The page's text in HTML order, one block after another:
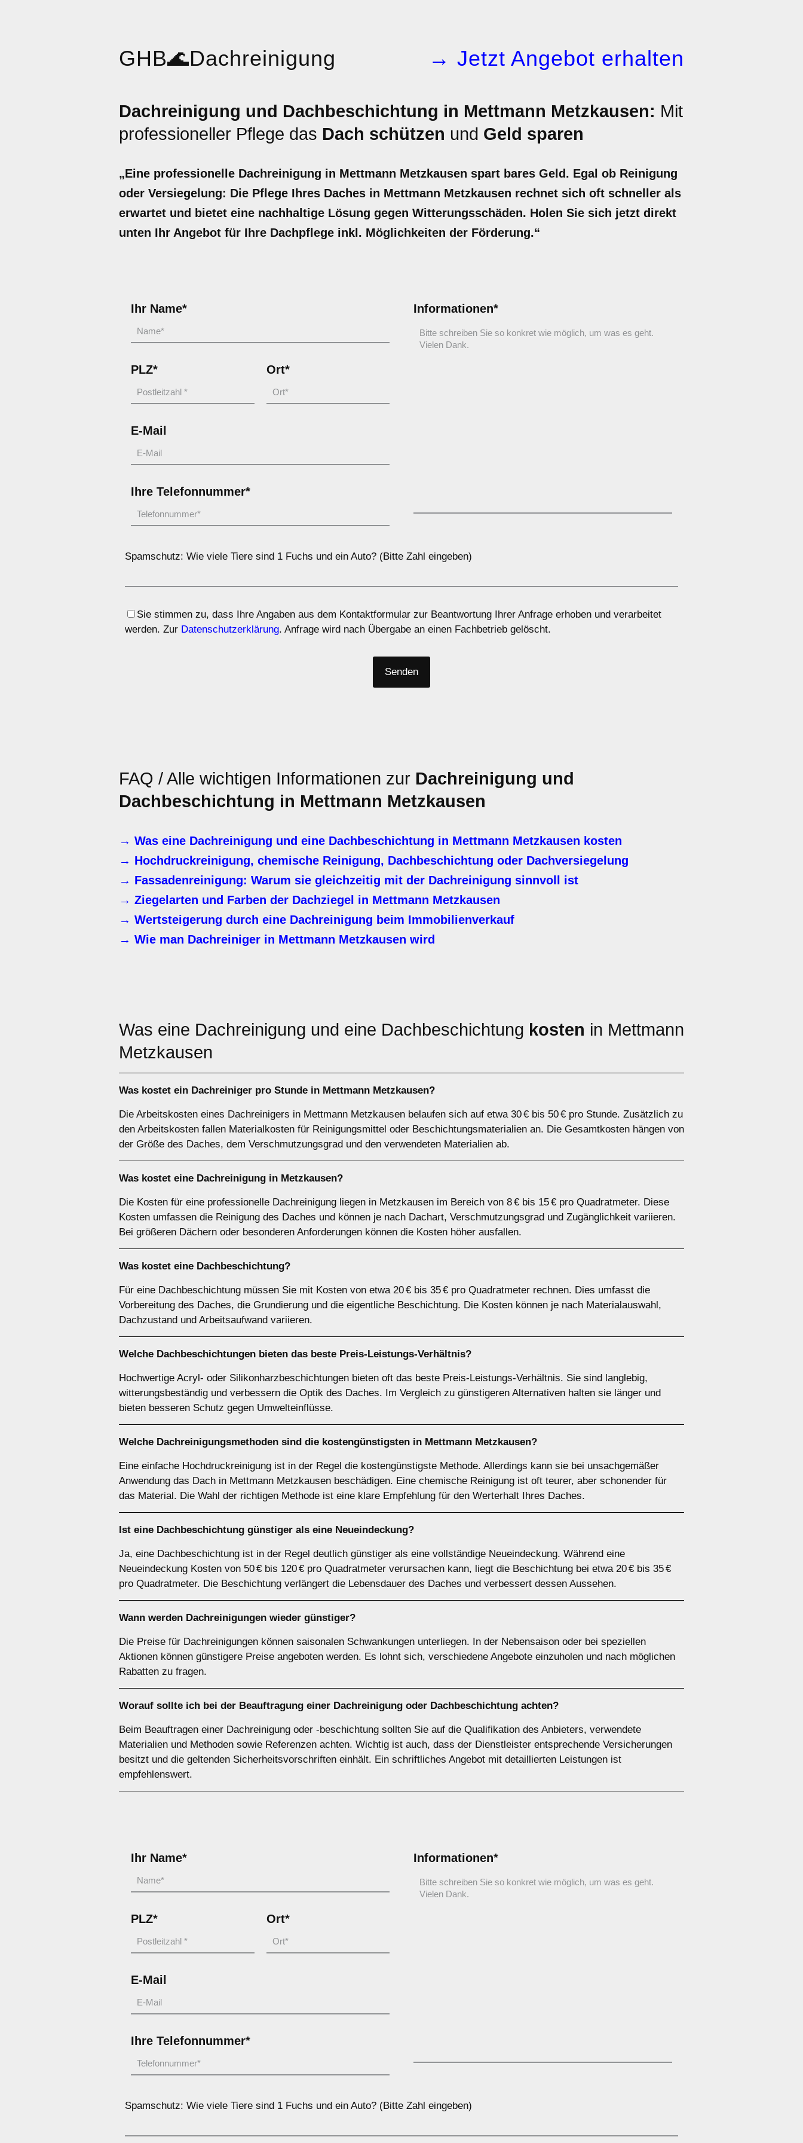
GHB🌊Dachreinigung → Jetzt Angebot erhalten
Dachreinigung und Dachbeschichtung in Mettmann Metzkausen: Mit
professioneller Pflege das Dach schützen und Geld sparen
„Eine professionelle Dachreinigung in Mettmann Metzkausen spart bares Geld. Egal ob Reinigung
oder Versiegelung: Die Pflege Ihres Daches in Mettmann Metzkausen rechnet sich oft schneller als
erwartet und bietet eine nachhaltige Lösung gegen Witterungsschäden. Holen Sie sich jetzt direkt
unten Ihr Angebot für Ihre Dachpflege inkl. Möglichkeiten der Förderung.“
Ihr Name*
PLZ* Ort*
E-Mail
Ihre Telefonnummer*
Informationen*
Spamschutz: Wie viele Tiere sind 1 Fuchs und ein Auto? (Bitte Zahl eingeben)
Sie stimmen zu, dass Ihre Angaben aus dem Kontaktformular zur Beantwortung Ihrer Anfrage erhoben und verarbeitet
werden. Zur Datenschutzerklärung. Anfrage wird nach Übergabe an einen Fachbetrieb gelöscht.
FAQ / Alle wichtigen Informationen zur Dachreinigung und
Dachbeschichtung in Mettmann Metzkausen
→ Was eine Dachreinigung und eine Dachbeschichtung in Mettmann Metzkausen kosten
→ Hochdruckreinigung, chemische Reinigung, Dachbeschichtung oder Dachversiegelung
→ Fassadenreinigung: Warum sie gleichzeitig mit der Dachreinigung sinnvoll ist
→ Ziegelarten und Farben der Dachziegel in Mettmann Metzkausen
→ Wertsteigerung durch eine Dachreinigung beim Immobilienverkauf
→ Wie man Dachreiniger in Mettmann Metzkausen wird
Was eine Dachreinigung und eine Dachbeschichtung kosten in Mettmann
Metzkausen
Was kostet ein Dachreiniger pro Stunde in Mettmann Metzkausen?
Die Arbeitskosten eines Dachreinigers in Mettmann Metzkausen belaufen sich auf etwa 30 € bis 50 € pro Stunde. Zusätzlich zu
den Arbeitskosten fallen Materialkosten für Reinigungsmittel oder Beschichtungsmaterialien an. Die Gesamtkosten hängen von
der Größe des Daches, dem Verschmutzungsgrad und den verwendeten Materialien ab.
Was kostet eine Dachreinigung in Metzkausen?
Die Kosten für eine professionelle Dachreinigung liegen in Metzkausen im Bereich von 8 € bis 15 € pro Quadratmeter. Diese
Kosten umfassen die Reinigung des Daches und können je nach Dachart, Verschmutzungsgrad und Zugänglichkeit variieren.
Bei größeren Dächern oder besonderen Anforderungen können die Kosten höher ausfallen.
Was kostet eine Dachbeschichtung?
Für eine Dachbeschichtung müssen Sie mit Kosten von etwa 20 € bis 35 € pro Quadratmeter rechnen. Dies umfasst die
Vorbereitung des Daches, die Grundierung und die eigentliche Beschichtung. Die Kosten können je nach Materialauswahl,
Dachzustand und Arbeitsaufwand variieren.
Welche Dachbeschichtungen bieten das beste Preis-Leistungs-Verhältnis?
Hochwertige Acryl- oder Silikonharzbeschichtungen bieten oft das beste Preis-Leistungs-Verhältnis. Sie sind langlebig,
witterungsbeständig und verbessern die Optik des Daches. Im Vergleich zu günstigeren Alternativen halten sie länger und
bieten besseren Schutz gegen Umwelteinflüsse.
Welche Dachreinigungsmethoden sind die kostengünstigsten in Mettmann Metzkausen?
Eine einfache Hochdruckreinigung ist in der Regel die kostengünstigste Methode. Allerdings kann sie bei unsachgemäßer
Anwendung das Dach in Mettmann Metzkausen beschädigen. Eine chemische Reinigung ist oft teurer, aber schonender für
das Material. Die Wahl der richtigen Methode ist eine klare Empfehlung für den Werterhalt Ihres Daches.
Ist eine Dachbeschichtung günstiger als eine Neueindeckung?
Ja, eine Dachbeschichtung ist in der Regel deutlich günstiger als eine vollständige Neueindeckung. Während eine
Neueindeckung Kosten von 50 € bis 120 € pro Quadratmeter verursachen kann, liegt die Beschichtung bei etwa 20 € bis 35 €
pro Quadratmeter. Die Beschichtung verlängert die Lebensdauer des Daches und verbessert dessen Aussehen.
Wann werden Dachreinigungen wieder günstiger?
Die Preise für Dachreinigungen können saisonalen Schwankungen unterliegen. In der Nebensaison oder bei speziellen
Aktionen können günstigere Preise angeboten werden. Es lohnt sich, verschiedene Angebote einzuholen und nach möglichen
Rabatten zu fragen.
Worauf sollte ich bei der Beauftragung einer Dachreinigung oder Dachbeschichtung achten?
Beim Beauftragen einer Dachreinigung oder -beschichtung sollten Sie auf die Qualifikation des Anbieters, verwendete
Materialien und Methoden sowie Referenzen achten. Wichtig ist auch, dass der Dienstleister entsprechende Versicherungen
besitzt und die geltenden Sicherheitsvorschriften einhält. Ein schriftliches Angebot mit detaillierten Leistungen ist
empfehlenswert.
Ihr Name*
PLZ* Ort*
E-Mail
Ihre Telefonnummer*
Informationen*
Spamschutz: Wie viele Tiere sind 1 Fuchs und ein Auto? (Bitte Zahl eingeben)